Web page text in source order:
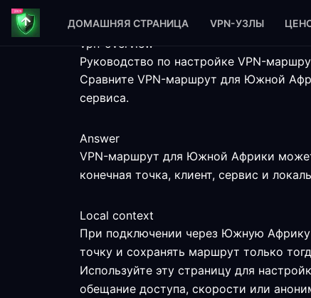
ДОМАШНЯЯ СТРАНИЦА VPN-УЗЛЫ
vpn-overview
Руководство по настройке VPN-
Сравните VPN-маршрут для Южной
сервиса.
Answer
VPN-маршрут для Южной Африки может
конечная точка, клиент, сервис и
Local context
При подключении через Южную Африку
точку и сохранять маршрут только
Используйте эту страницу для
обещание доступа, скорости или